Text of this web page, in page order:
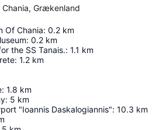
Chania, Grækenland
Of Chania: 0.2 km
: 0.2 km
the SS Tanais.: 1.1 km
: 1.2 km
: 1.8 km
: 5 km
"Ioannis Daskalogiannis": 10.3 km